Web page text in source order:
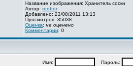
Название изображения: Хранитель соски
Автор: redbor
Добавлено: 23/08/2011 13:13
Просмотров: 35038
Оценка: не оценено
Комментарии: 0
Имя: Пароль: